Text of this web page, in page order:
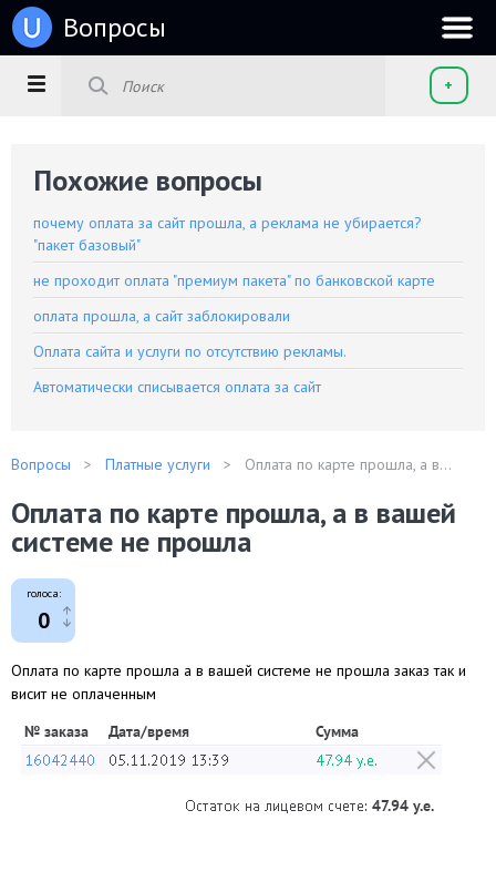
u Вопросы
+
Похожие вопросы
почему оплата за сайт прошла, а реклама не убирается?
"пакет базовый"
не проходит оплата "премиум пакета" по банковской карте
оплата прошла, а сайт заблокировали
Оплата сайта и услуги по отсутствию рекламы.
Автоматически списывается оплата за сайт
Вопросы Платные услуги Оплата по карте прошла, а в...
Оплата по карте прошла, а в вашей
системе не прошла
голоса:
0
Оплата по карте прошла а в вашей системе не прошла заказ так и
висит не оплаченным